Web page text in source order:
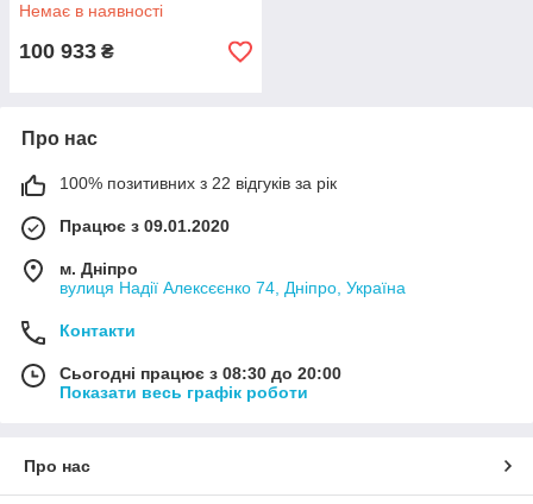
Немає в наявності
100 933 ₴
Про нас
100% позитивних з 22 відгуків за рік
Працює з 09.01.2020
м. Дніпро
вулиця Надії Алексєєнко 74, Дніпро, Україна
Контакти
Сьогодні працює з 08:30 до 20:00
Показати весь графік роботи
Про нас